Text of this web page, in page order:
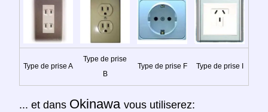
Type de prise A
Type de prise
B
Type de prise F Type de prise I
... et dans Okinawa vous utiliserez: